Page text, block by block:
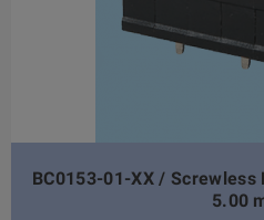
BC0153-01-XX / Screwless
5.00